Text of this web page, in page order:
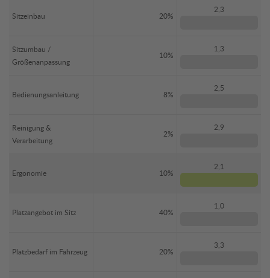
Sitzeinbau 20%
2,3
Sitzumbau /
Größenanpassung
10%
1,3
Bedienungsanleitung 8%
2,5
Reinigung &
Verarbeitung
2%
2,9
Ergonomie 10%
2,1
Platzangebot im Sitz 40%
1,0
Platzbedarf im Fahrzeug 20%
3,3